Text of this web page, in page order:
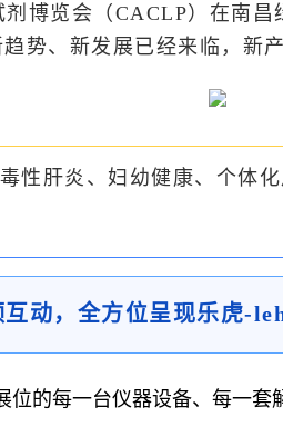
博览会（CACLP）在南
势、新发展已经来临，新
性肝炎、妇幼健康、个体
互动，全方位呈现乐虎-
的每一台仪器设备、每一